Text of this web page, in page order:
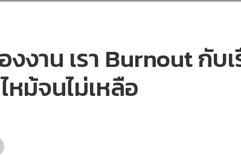
งงาน เรา Burnout กับ
หม้จนไม่เหลือ